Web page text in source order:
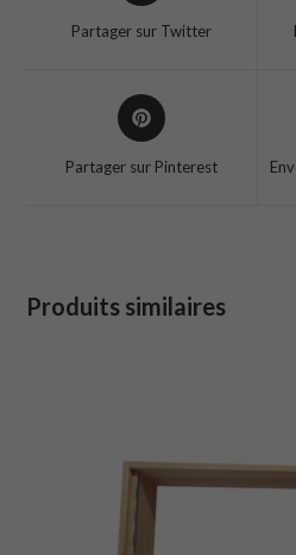
new
Partager sur Twitter
Opens
in
Partager sur Pinterest
Produits similaires